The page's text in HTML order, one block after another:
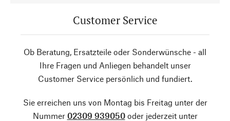
Customer Service
Ob Beratung, Ersatzteile oder Sonderwünsche - all
Ihre Fragen und Anliegen behandelt unser
Customer Service persönlich und fundiert.
Sie erreichen uns von Montag bis Freitag unter der
Nummer 02309 939050oder jederzeit unter